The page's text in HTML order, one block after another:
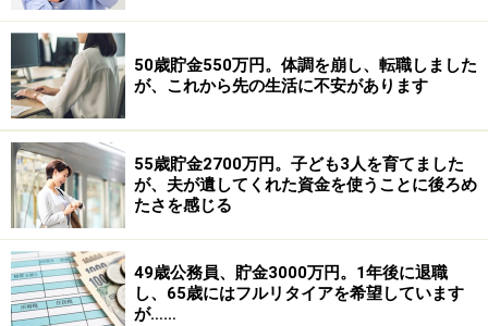
なるわけですから、紛れもなく貯蓄ペースを大きく後退
させます。
ところが、今回登場いただくクリムさん。結婚して22年
が経ちますが、パートで働いた期間は約2年。あとはず
ーっと専業主婦をしていました。しかし、世帯が保有す
る金融資産は5000万円超。なぜそこまで、増やすことが
できたのか。その秘密を探っていきましょう。
（※）厚生労働省の2017年「労働白書」より。
50歳貯金550万円。体調を崩し、転職しました
が、これから先の生活に不安があります
55歳貯金2700万円。子ども3人を育てました
が、夫が遺してくれた資金を使うことに後ろめ
たさを感じる
49歳公務員、貯金3000万円。1年後に退職
し、65歳にはフルリタイアを希望しています
が……